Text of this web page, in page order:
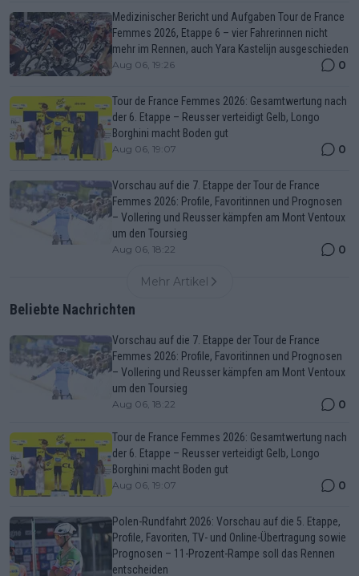
Medizinischer Bericht und Aufgaben Tour de France
Femmes 2026, Etappe 6 – vier Fahrerinnen nicht
mehr im Rennen, auch Yara Kastelijn ausgeschieden
Aug 06, 19:26 0
Tour de France Femmes 2026: Gesamtwertung nach
der 6. Etappe – Reusser verteidigt Gelb, Longo
Borghini macht Boden gut
Aug 06, 19:07 0
Vorschau auf die 7. Etappe der Tour de France
Femmes 2026: Profile, Favoritinnen und Prognosen
– Vollering und Reusser kämpfen am Mont Ventoux
um den Toursieg
Aug 06, 18:22 0
Mehr Artikel
Beliebte Nachrichten
Vorschau auf die 7. Etappe der Tour de France
Femmes 2026: Profile, Favoritinnen und Prognosen
– Vollering und Reusser kämpfen am Mont Ventoux
um den Toursieg
Aug 06, 18:22 0
Tour de France Femmes 2026: Gesamtwertung nach
der 6. Etappe – Reusser verteidigt Gelb, Longo
Borghini macht Boden gut
Aug 06, 19:07 0
Polen-Rundfahrt 2026: Vorschau auf die 5. Etappe,
Profile, Favoriten, TV- und Online-Übertragung sowie
Prognosen – 11-Prozent-Rampe soll das Rennen
entscheiden